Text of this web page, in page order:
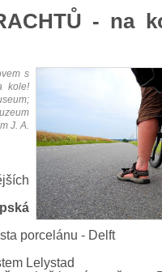
- na
s
kole!
J. A.
porcelánu - Delft
Lelystad